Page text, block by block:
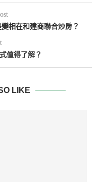
相在和建商聯合炒房？
值得了解？
LIKE